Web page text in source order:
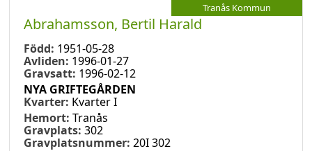
Tranås Kommun
Abrahamsson, Bertil Harald
Född: 1951-05-28
Avliden: 1996-01-27
Gravsatt: 1996-02-12
NYA GRIFTEGÅRDEN
Kvarter: Kvarter I
Hemort: Tranås
Gravplats: 302
Gravplatsnummer: 20I 302